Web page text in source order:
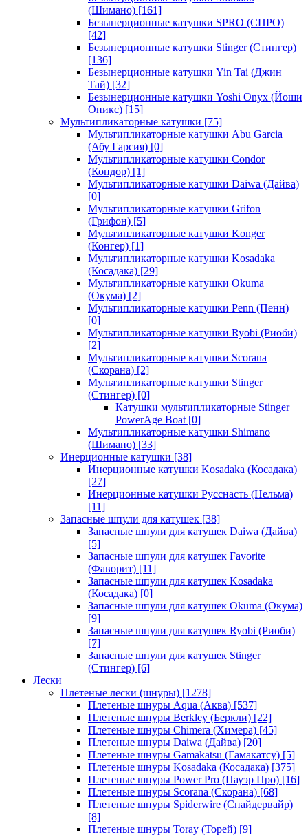
(Шимано) [161]
Безынерционные катушки SPRO (СПРО)
[42]
Безынерционные катушки Stinger (Стингер)
[136]
Безынерционные катушки Yin Tai (Джин
Тай) [32]
Безынерционные катушки Yoshi Onyx (Йоши
Оникс) [15]
Мультипликаторные катушки [75]
Мультипликаторные катушки Abu Garcia
(Абу Гарсия) [0]
Мультипликаторные катушки Condor
(Кондор) [1]
Мультипликаторные катушки Daiwa (Дайва)
[0]
Мультипликаторные катушки Grifon
(Грифон) [5]
Мультипликаторные катушки Konger
(Конгер) [1]
Мультипликаторные катушки Kosadaka
(Косадака) [29]
Мультипликаторные катушки Okuma
(Окума) [2]
Мультипликаторные катушки Penn (Пенн)
[0]
Мультипликаторные катушки Ryobi (Риоби)
[2]
Мультипликаторные катушки Scorana
(Скорана) [2]
Мультипликаторные катушки Stinger
(Стингер) [0]
Катушки мультипликаторные Stinger
PowerAge Boat [0]
Мультипликаторные катушки Shimano
(Шимано) [33]
Инерционные катушки [38]
Инерционные катушки Kosadaka (Косадака)
[27]
Инерционные катушки Русснасть (Нельма)
[11]
Запасные шпули для катушек [38]
Запасные шпули для катушек Daiwa (Дайва)
[5]
Запасные шпули для катушек Favorite
(Фаворит) [11]
Запасные шпули для катушек Kosadaka
(Косадака) [0]
Запасные шпули для катушек Okuma (Окума)
[9]
Запасные шпули для катушек Ryobi (Риоби)
[7]
Запасные шпули для катушек Stinger
(Стингер) [6]
Лески
Плетеные лески (шнуры) [1278]
Плетеные шнуры Aqua (Аква) [537]
Плетеные шнуры Berkley (Беркли) [22]
Плетеные шнуры Chimera (Химера) [45]
Плетеные шнуры Daiwa (Дайва) [20]
Плетеные шнуры Gamakatsu (Гамакатсу) [5]
Плетеные шнуры Kosadaka (Косадака) [375]
Плетеные шнуры Power Pro (Пауэр Про) [16]
Плетеные шнуры Scorana (Скорана) [68]
Плетеные шнуры Spiderwire (Спайдервайр)
[8]
Плетеные шнуры Toray (Торей) [9]